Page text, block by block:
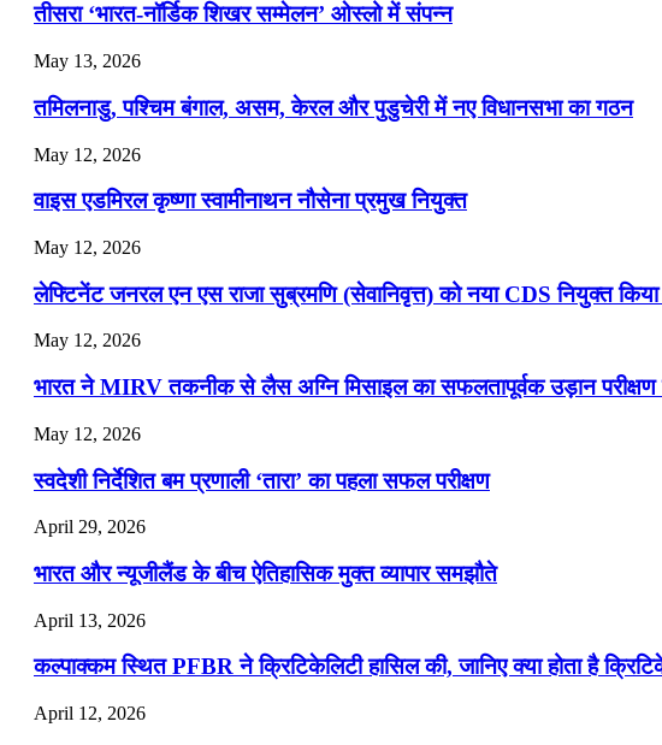
July 19, 2026
📝 डेली करेंट अफेयर्स: 16-18 जुलाई 2026
July 16, 2026
📝 डेली करेंट अफेयर्स: 13-15 जुलाई 2026
तीसरा ‘भारत-नॉर्डिक शिखर सम्मेलन’ ओस्लो में संपन्न
May 13, 2026
तमिलनाडु, पश्चिम बंगाल, असम, केरल और पुडुचेरी में नए विधानसभा का गठन
May 12, 2026
वाइस एडमिरल कृष्णा स्वामीनाथन नौसेना प्रमुख नियुक्त
May 12, 2026
लेफ्टिनेंट जनरल एन एस राजा सुब्रमणि (सेवानिवृत्त) को नया CDS नियुक्त किया
May 12, 2026
भारत ने MIRV तकनीक से लैस अग्नि मिसाइल का सफलतापूर्वक उड़ान परीक्षण
May 12, 2026
स्वदेशी निर्देशित बम प्रणाली ‘तारा’ का पहला सफल परीक्षण
April 29, 2026
भारत और न्यूजीलैंड के बीच ऐतिहासिक मुक्त व्यापार समझौते
April 13, 2026
कल्पाक्कम स्थित PFBR ने क्रिटिकेलिटी हासिल की, जानिए क्या होता है
April 12, 2026